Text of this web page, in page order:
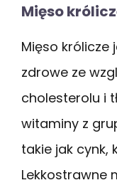
Mięso
Mięso królicze
zdrowe ze
cholesterolu i
witaminy z
takie jak cynk,
Lekkostrawne